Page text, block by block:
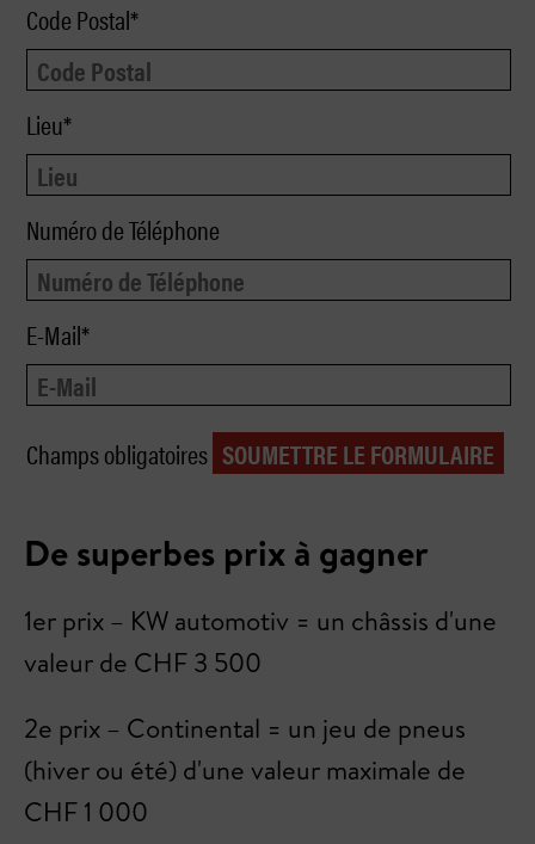
Code Postal*
Lieu*
Numéro de Téléphone
E-Mail*
Champs obligatoires
De superbes prix à gagner
1er prix – KW automotiv = un châssis d'une
valeur de CHF 3 500
2e prix – Continental = un jeu de pneus
(hiver ou été) d'une valeur maximale de
CHF 1 000